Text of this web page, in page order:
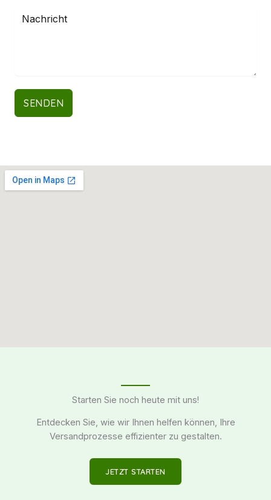
SENDEN
Starten Sie noch heute mit uns!
Entdecken Sie, wie wir Ihnen helfen können, Ihre
Versandprozesse effizienter zu gestalten.
JETZT STARTEN